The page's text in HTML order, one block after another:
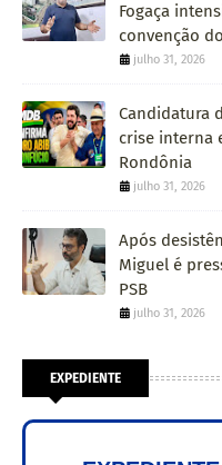
Fogaça
convenção
julho 31, 2026
Candidatura
crise interna
Rondônia
julho 31, 2026
Após
Miguel é
PSB
julho 31, 2026
EXPEDIENTE